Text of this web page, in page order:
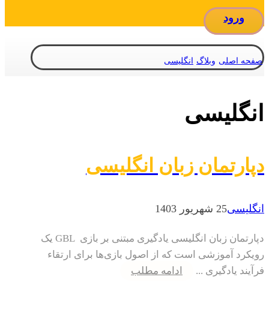
ورود
صفحه اصلی وبلاگ انگلیسی
انگلیسی
دپارتمان زبان انگلیسی
انگلیسی25 شهریور 1403
دپارتمان زبان انگلیسی یادگیری مبتنی بر بازی GBL یک
رویکرد آموزشی است که از اصول بازی‌ها برای ارتقاء
فرآیند یادگیری ...
ادامه مطلب